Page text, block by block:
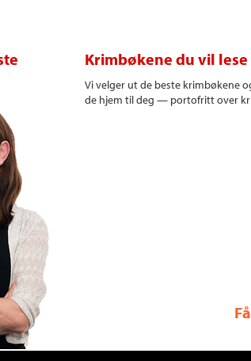
Krimbøkene du vil lese
Vi velger ut de beste krimbøkene
de hjem til deg — portofritt over kr